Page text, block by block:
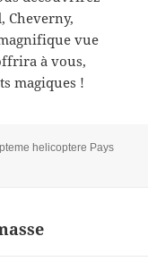
Cheverny,
vue
à vous,
magiques !
helicoptere Pays